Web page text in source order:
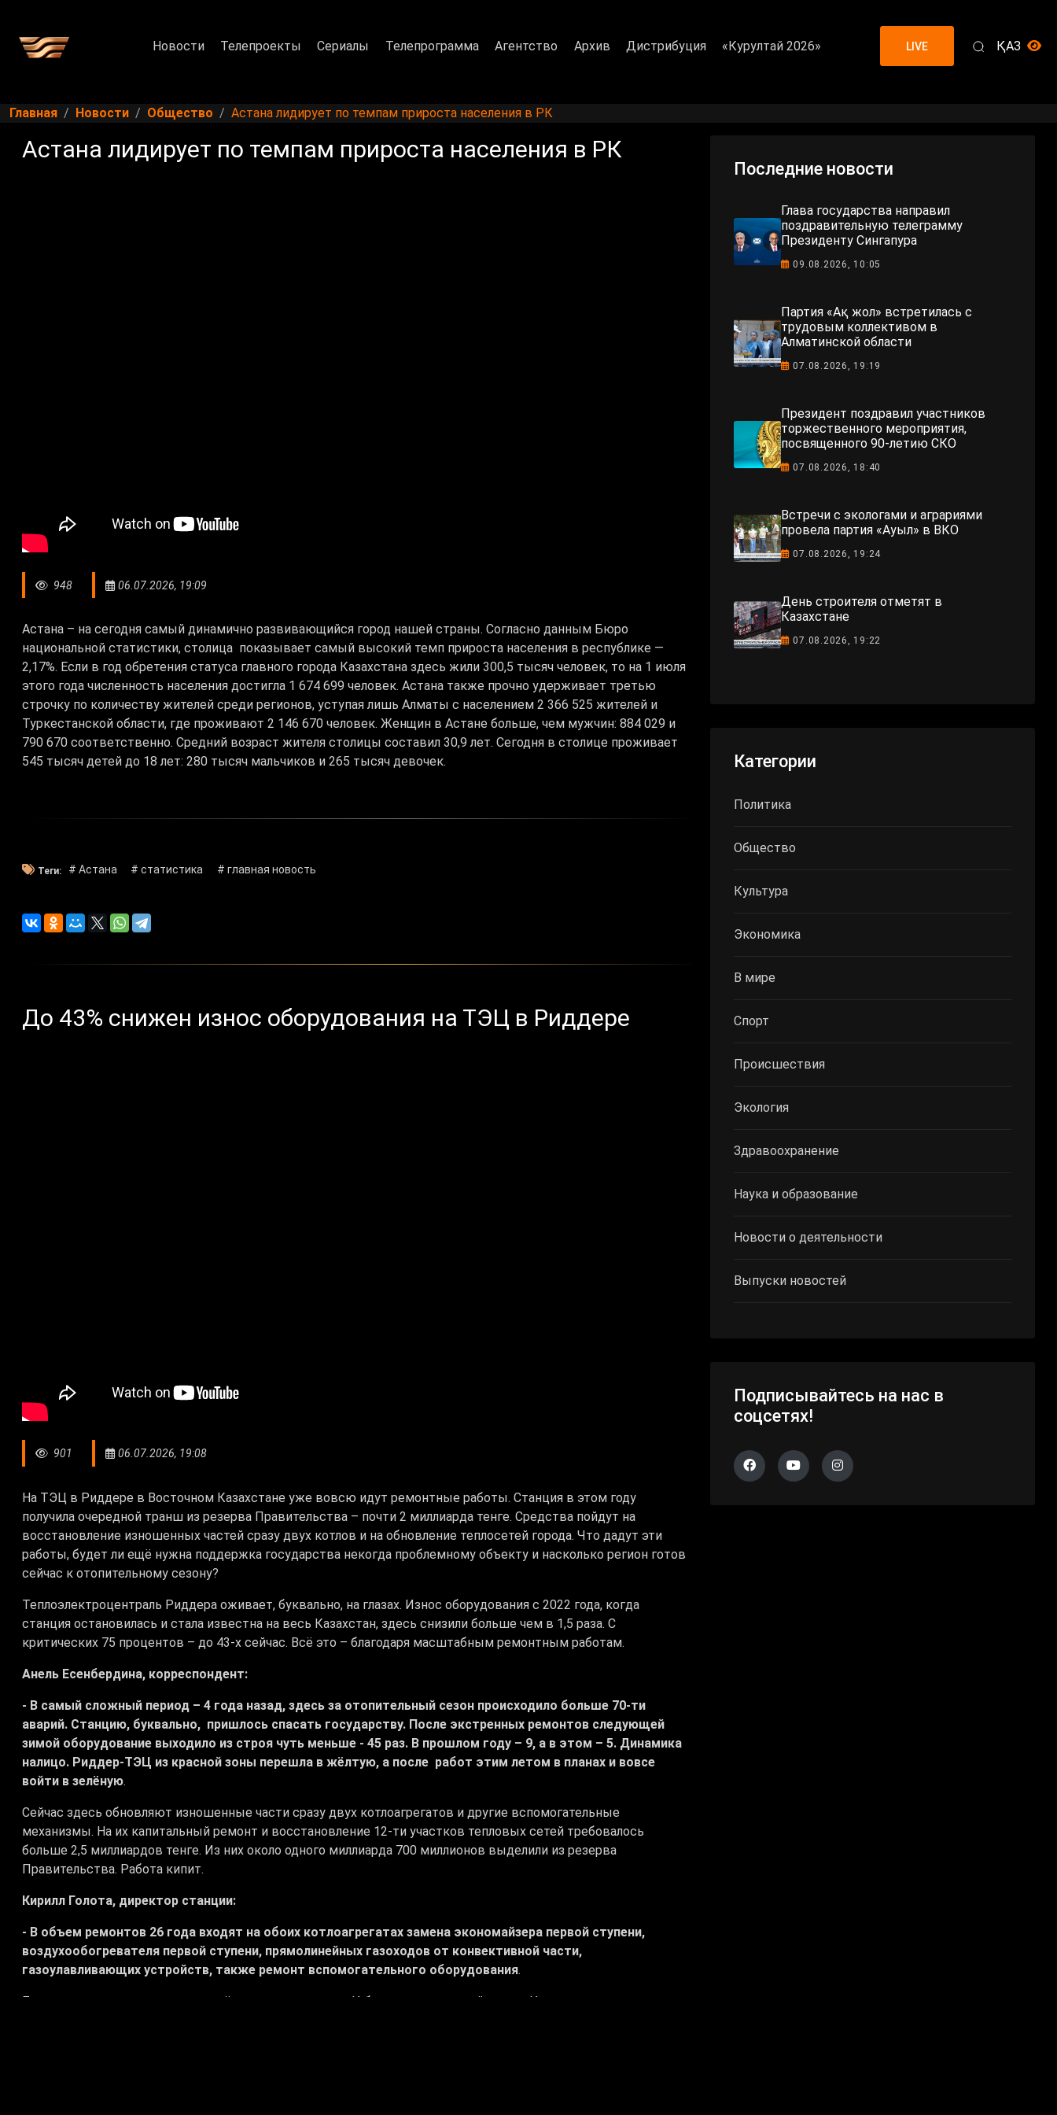
Новости Телепроекты Сериалы Телепрограмма Агентство Архив Дистрибуция «Курултай 2026» LIVE ҚАЗ
Главная Новости Общество Астана лидирует по темпам прироста населения в РК
Астана лидирует по темпам прироста населения в РК
948 06.07.2026, 19:09
Астана – на сегодня самый динамично развивающийся город нашей страны. Согласно данным Бюро
национальной статистики, столица показывает самый высокий темп прироста населения в республике —
2,17%. Если в год обретения статуса главного города Казахстана здесь жили 300,5 тысяч человек, то на 1 июля
этого года численность населения достигла 1 674 699 человек. Астана также прочно удерживает третью
строчку по количеству жителей среди регионов, уступая лишь Алматы с населением 2 366 525 жителей и
Туркестанской области, где проживают 2 146 670 человек. Женщин в Астане больше, чем мужчин: 884 029 и
790 670 соответственно. Средний возраст жителя столицы составил 30,9 лет. Сегодня в столице проживает
545 тысяч детей до 18 лет: 280 тысяч мальчиков и 265 тысяч девочек.
Теги: # Астана # статистика # главная новость
До 43% снижен износ оборудования на ТЭЦ в Риддере
901 06.07.2026, 19:08
На ТЭЦ в Риддере в Восточном Казахстане уже вовсю идут ремонтные работы. Станция в этом году
получила очередной транш из резерва Правительства – почти 2 миллиарда тенге. Средства пойдут на
восстановление изношенных частей сразу двух котлов и на обновление теплосетей города. Что дадут эти
работы, будет ли ещё нужна поддержка государства некогда проблемному объекту и насколько регион готов
сейчас к отопительному сезону?
Теплоэлектроцентраль Риддера оживает, буквально, на глазах. Износ оборудования с 2022 года, когда
станция остановилась и стала известна на весь Казахстан, здесь снизили больше чем в 1,5 раза. С
критических 75 процентов – до 43-х сейчас. Всё это – благодаря масштабным ремонтным работам.
Анель Есенбердина, корреспондент:
- В самый сложный период – 4 года назад, здесь за отопительный сезон происходило больше 70-ти
аварий. Станцию, буквально, пришлось спасать государству. После экстренных ремонтов следующей
зимой оборудование выходило из строя чуть меньше - 45 раз. В прошлом году – 9, а в этом – 5. Динамика
налицо. Риддер-ТЭЦ из красной зоны перешла в жёлтую, а после работ этим летом в планах и вовсе
войти в зелёную.
Сейчас здесь обновляют изношенные части сразу двух котлоагрегатов и другие вспомогательные
механизмы. На их капитальный ремонт и восстановление 12-ти участков тепловых сетей требовалось
больше 2,5 миллиардов тенге. Из них около одного миллиарда 700 миллионов выделили из резерва
Правительства. Работа кипит.
Кирилл Голота, директор станции:
- В объем ремонтов 26 года входят на обоих котлоагрегатах замена экономайзера первой ступени,
воздухообогревателя первой ступени, прямолинейных газоходов от конвективной части,
газоулавливающих устройств, также ремонт вспомогательного оборудования.
Благодаря этому износ снизят ещё на пару процентов. И борются за каждый из них. И главное, что после
Последние новости
Глава государства направил
поздравительную телеграмму
Президенту Сингапура
09.08.2026, 10:05
Партия «Ақ жол» встретилась с
трудовым коллективом в
Алматинской области
07.08.2026, 19:19
Президент поздравил участников
торжественного мероприятия,
посвященного 90-летию СКО
07.08.2026, 18:40
Встречи с экологами и аграриями
провела партия «Ауыл» в ВКО
07.08.2026, 19:24
День строителя отметят в
Казахстане
07.08.2026, 19:22
Категории
Политика
Общество
Культура
Экономика
В мире
Спорт
Происшествия
Экология
Здравоохранение
Наука и образование
Новости о деятельности
Выпуски новостей
Подписывайтесь на нас в
соцсетях!